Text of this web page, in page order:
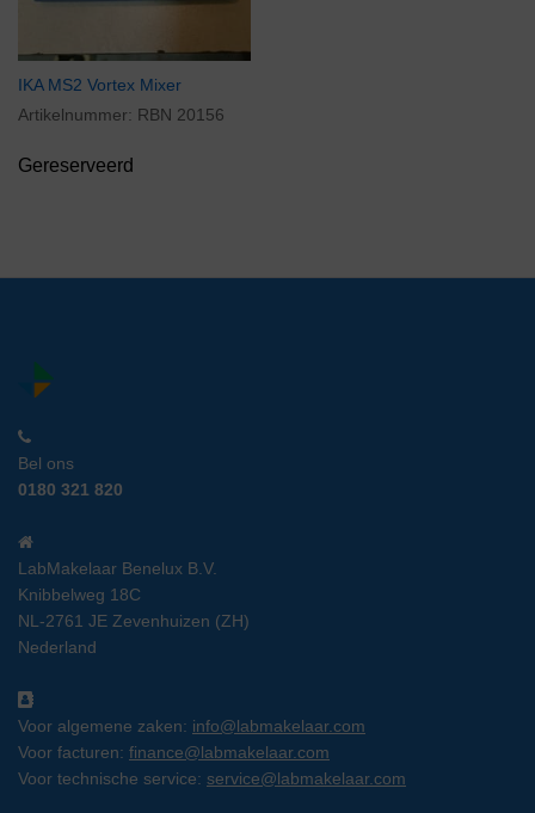
IKA MS2 Vortex Mixer
Artikelnummer: RBN 20156
Gereserveerd
Bel ons
0180 321 820
LabMakelaar Benelux B.V.
Knibbelweg 18C
NL-2761 JE Zevenhuizen (ZH)
Nederland
Voor algemene zaken: info@labmakelaar.com
Voor facturen: finance@labmakelaar.com
Voor technische service: service@labmakelaar.com